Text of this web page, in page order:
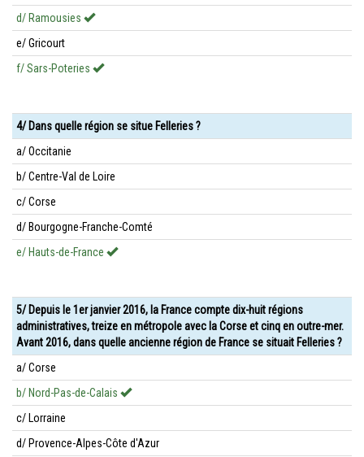
d/ Ramousies
e/ Gricourt
f/ Sars-Poteries
4/ Dans quelle région se situe Felleries ?
a/ Occitanie
b/ Centre-Val de Loire
c/ Corse
d/ Bourgogne-Franche-Comté
e/ Hauts-de-France
5/ Depuis le 1er janvier 2016, la France compte dix-huit régions
administratives, treize en métropole avec la Corse et cinq en outre-mer.
Avant 2016, dans quelle ancienne région de France se situait Felleries ?
a/ Corse
b/ Nord-Pas-de-Calais
c/ Lorraine
d/ Provence-Alpes-Côte d'Azur